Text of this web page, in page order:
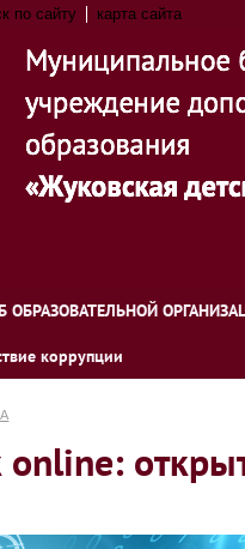
по сайту карта сайта
ОБРАЗОВАТЕЛЬНОЙ
коррупции
online: